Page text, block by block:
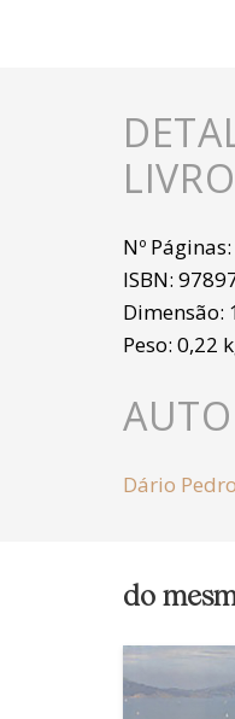
LIVRO
Nº Páginas:
ISBN:
Dimensão:
Peso: 0,22
Dário
do